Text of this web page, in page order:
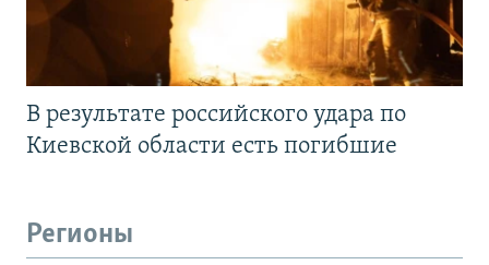
В результате российского удара по
Киевской области есть погибшие
Регионы